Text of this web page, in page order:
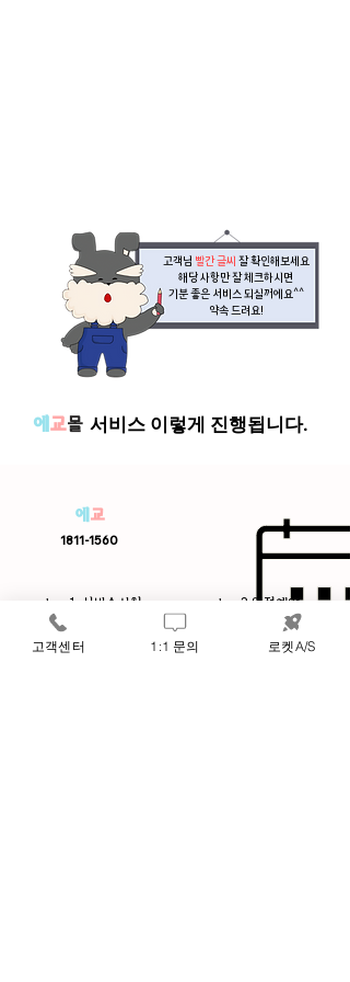
고객님 빨간 글씨 잘 확인해보세요
해당 사항만 잘 체크하시면
기분 좋은 서비스 되실꺼에요^^
​약속 드려요!
에 교몰 서비스 이렇게 진행됩니다.
에 교
1811-1560
step1. 서비스신청
예약된 시간에
step2.일정예약
원하는 방문일정을
고객센터 1:1 문의 로켓A/S